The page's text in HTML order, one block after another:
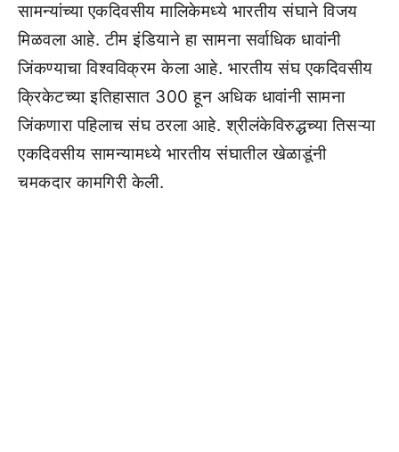
सामन्यांच्या एकदिवसीय मालिकेमध्ये भारतीय संघाने विजय
मिळवला आहे. टीम इंडियाने हा सामना सर्वाधिक धावांनी
जिंकण्याचा विश्वविक्रम केला आहे. भारतीय संघ एकदिवसीय
क्रिकेटच्या इतिहासात 300 हून अधिक धावांनी सामना
जिंकणारा पहिलाच संघ ठरला आहे. श्रीलंकेविरुद्धच्या तिसऱ्या
एकदिवसीय सामन्यामध्ये भारतीय संघातील खेळाडूंनी
चमकदार कामगिरी केली.